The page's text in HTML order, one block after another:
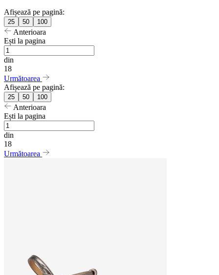
Afișează pe pagină:
25 50 100
Anterioara
Ești la pagina
din
18
Următoarea
Afișează pe pagină:
25 50 100
Anterioara
Ești la pagina
din
18
Următoarea